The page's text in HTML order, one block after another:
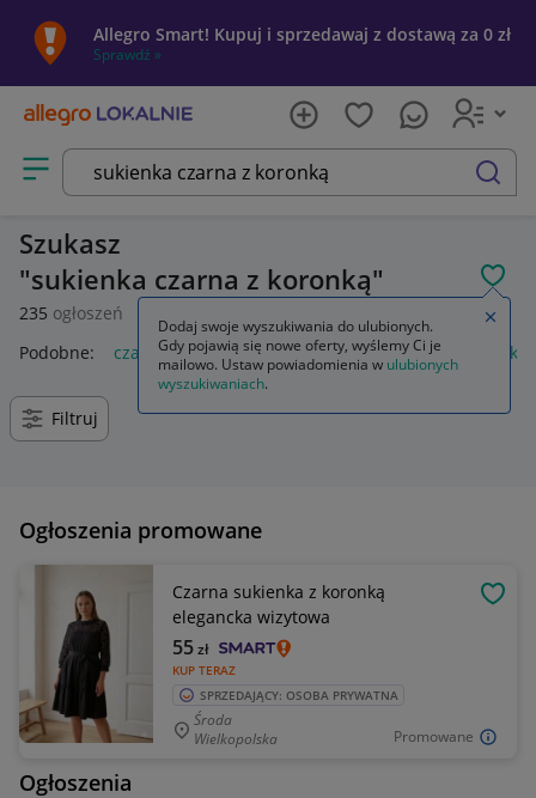
Allegro Smart! Kupuj i sprzedawaj z dostawą za 0 zł
Sprawdź »
Otwórz menu z kategoriami
szukaj
Szukasz
sukienka czarna z koronką
235 ogłoszeń
Podobne: czarna sukienka koronka sukienka czarna koronką
Filtruj
Ogłoszenia promowane
Promowane
Czarna sukienka z koronką
elegancka wizytowa
KUP TERAZ
55zł
SPRZEDAJĄCY: OSOBA PRYWATNA
Środa
Wielkopolska
Ogłoszenia
Dodaj swoje wyszukiwania do ulubionych.
Gdy pojawią się nowe oferty, wyślemy Ci je
mailowo. Ustaw powiadomienia w ulubionych
wyszukiwaniach.